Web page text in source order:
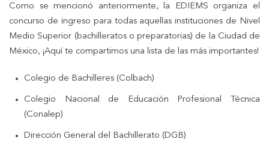
Como se mencionó anteriormente, la EDIEMS organiza el
concurso de ingreso para todas aquellas instituciones de Nivel
Medio Superior (bachilleratos o preparatorias) de la Ciudad de
México, ¡Aquí te compartimos una lista de las más importantes!
Colegio de Bachilleres (Colbach)
Colegio Nacional de Educación Profesional Técnica
(Conalep)
Dirección General del Bachillerato (DGB)